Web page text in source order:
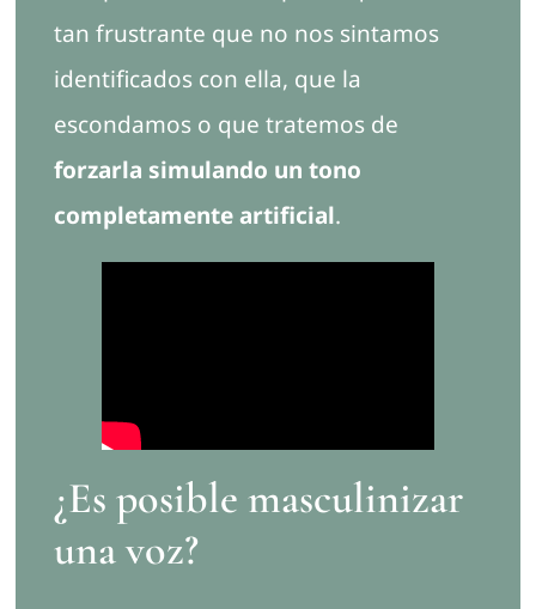
tan frustrante que no nos sintamos
identificados con ella, que la
escondamos o que tratemos de
forzarla simulando un tono
completamente artificial.
¿Es posible masculinizar
una voz?